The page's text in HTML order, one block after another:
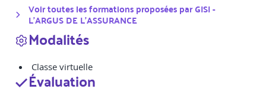
Voir toutes les formations proposées parGISI -
L'ARGUS DE L'ASSURANCE
Modalités
Classe virtuelle
Évaluation